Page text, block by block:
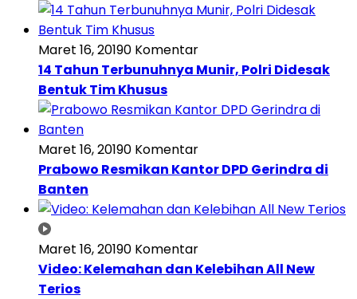
Maret 16, 20190 Komentar
14 Tahun Terbunuhnya Munir, Polri Didesak
Bentuk Tim Khusus
Maret 16, 20190 Komentar
Prabowo Resmikan Kantor DPD Gerindra di
Banten
Maret 16, 20190 Komentar
Video: Kelemahan dan Kelebihan All New
Terios